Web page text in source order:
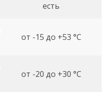
есть
от -15 до +53 °C
от -20 до +30 °C